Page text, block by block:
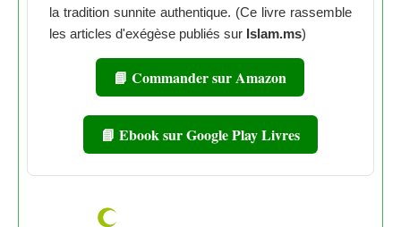
la tradition sunnite authentique. (Ce livre rassemble
les articles d'exégèse publiés sur Islam.ms)
📘 Commander sur Amazon
📘 Ebook sur Google Play Livres